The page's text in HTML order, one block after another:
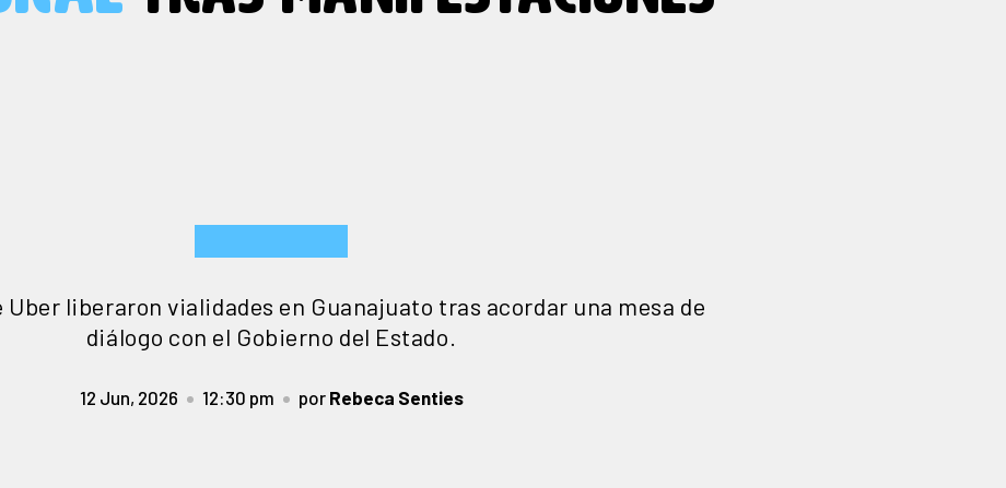
Uber liberaron vialidades en Guanajuato tras acordar una mesa de
diálogo con el Gobierno del Estado.
12 Jun, 2026 12:30 pm por Rebeca Senties